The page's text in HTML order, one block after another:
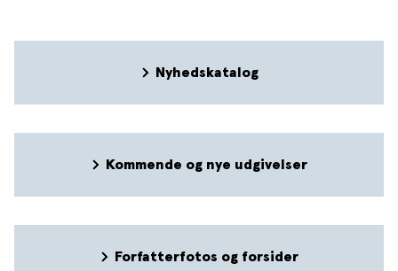
Nyhedskatalog
Kommende og nye udgivelser
Forfatterfotos og forsider